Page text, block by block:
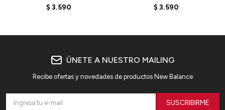
MT51928AG - GREY
$ 3.590
Essentials- MT41508GEE
$ 3.590
ÚNETE A NUESTRO MAILING
Recibe ofertas y novedades de productos New Balance
SUSCRIBIRME